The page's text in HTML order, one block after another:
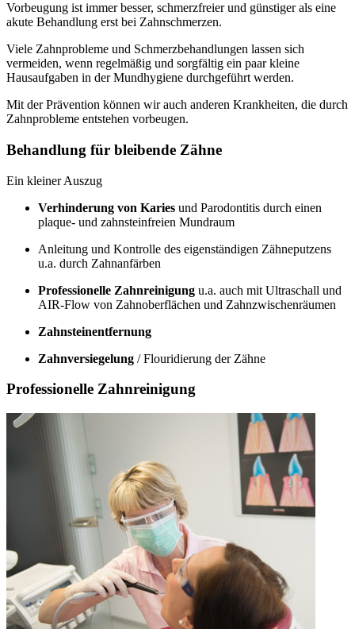
Vorbeugung ist immer besser, schmerzfreier und günstiger als eine
akute Behandlung erst bei Zahnschmerzen.
Viele Zahnprobleme und Schmerzbehandlungen lassen sich
vermeiden, wenn regelmäßig und sorgfältig ein paar kleine
Hausaufgaben in der Mundhygiene durchgeführt werden.
Mit der Prävention können wir auch anderen Krankheiten, die durch
Zahnprobleme entstehen vorbeugen.
Behandlung für bleibende Zähne
Ein kleiner Auszug
Verhinderung von Karies und Parodontitis durch einen
plaque- und zahnsteinfreien Mundraum
Anleitung und Kontrolle des eigenständigen Zähneputzens
u.a. durch Zahnanfärben
Professionelle Zahnreinigung u.a. auch mit Ultraschall und
AIR-Flow von Zahnoberflächen und Zahnzwischenräumen
Zahnsteinentfernung
Zahnversiegelung / Flouridierung der Zähne
Professionelle Zahnreinigung